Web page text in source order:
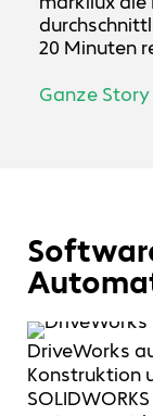
20 Minuten
Ganze
DriveWorks
Konstruktion